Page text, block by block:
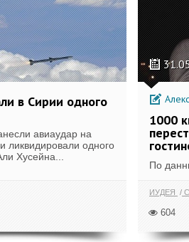
в Сирии одного
авиаудар на
ликвидировали одного
Хусейна...
1000
По
ИУДЕЯ
604